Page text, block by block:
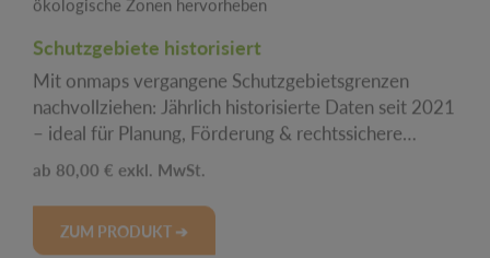
Schutzgebiete historisiert
Mit onmaps vergangene Schutzgebietsgrenzen
nachvollziehen: Jährlich historisierte Daten seit 2021
– ideal für Planung, Förderung & rechtssichere
Regulärer Preis:
80,00 €
ZUM PRODUKT ➔